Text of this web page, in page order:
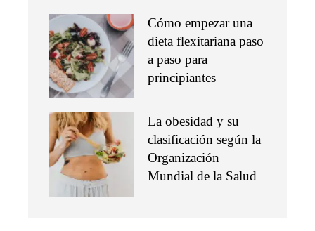
Cómo empezar una
dieta flexitariana paso
a paso para
principiantes
La obesidad y su
clasificación según la
Organización
Mundial de la Salud